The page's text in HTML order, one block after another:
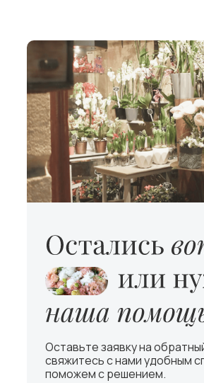
Оставьте заявку на
свяжитесь с нами удобным
поможем с решением.